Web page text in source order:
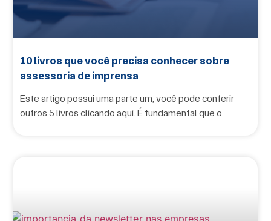
10 livros que você precisa conhecer sobre
assessoria de imprensa
Este artigo possui uma parte um, você pode conferir
outros 5 livros clicando aqui. É fundamental que o